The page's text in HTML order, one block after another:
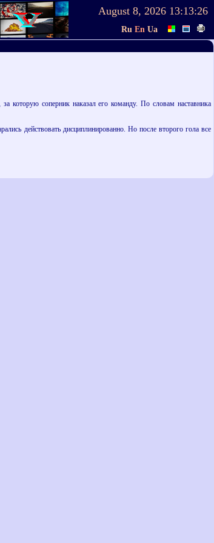
August 8, 2026 13:13:26
Ru En Ua
которую соперник наказал его команду. По словам наставника
действовать дисциплинированно. Но после второго гола все